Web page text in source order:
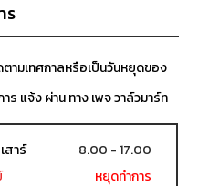
ร
ามเทศกาลหรือเป็นวันหยุดของ
ร แจ้ง ผ่าน ทาง เพจ วาล์วมาร์ท
สาร์
8.00 - 17.00
หยุดทำการ